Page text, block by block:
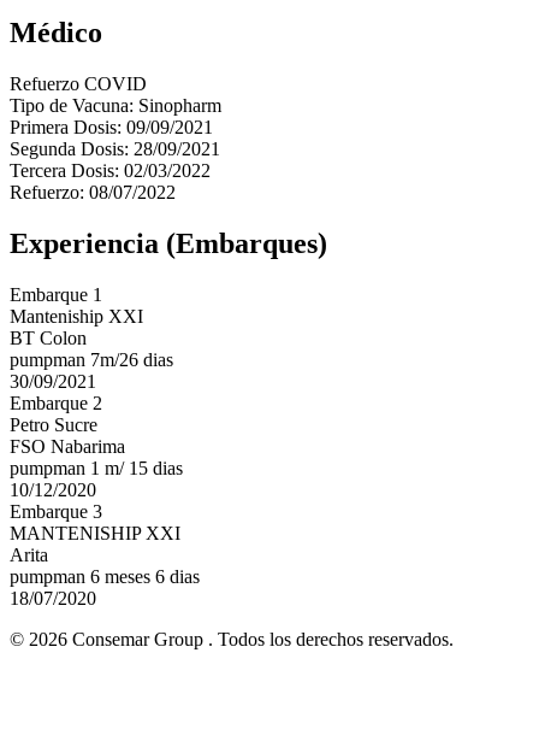
Médico
Refuerzo COVID
Tipo de Vacuna: Sinopharm
Primera Dosis: 09/09/2021
Segunda Dosis: 28/09/2021
Tercera Dosis: 02/03/2022
Refuerzo: 08/07/2022
Experiencia (Embarques)
Embarque 1
Manteniship XXI
BT Colon
pumpman 7m/26 dias
30/09/2021
Embarque 2
Petro Sucre
FSO Nabarima
pumpman 1 m/ 15 dias
10/12/2020
Embarque 3
MANTENISHIP XXI
Arita
pumpman 6 meses 6 dias
18/07/2020
© 2026 Consemar Group . Todos los derechos reservados.